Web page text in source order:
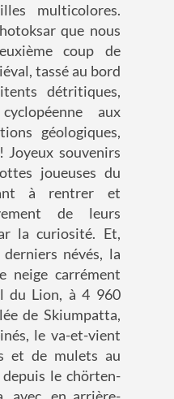
multicolores.
que nous
coup de
tassé au bord
détritiques,
aux
géologiques,
souvenirs
joueuses du
à rentrer et
de leurs
la curiosité. Et,
névés, la
neige carrément
du Lion, à 4 960
de Skiumpatta,
le va-et-vient
et de mulets au
le chörten-